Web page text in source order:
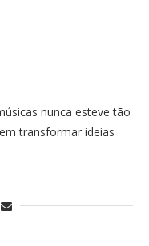
nunca esteve tão
transformar ideias